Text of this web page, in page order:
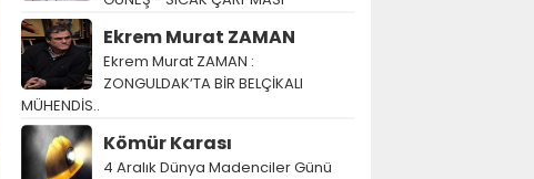
Ekrem Murat ZAMAN
Ekrem Murat ZAMAN :
ZONGULDAK’TA BİR BELÇİKALI
MÜHENDİS..
Kömür Karası
4 Aralık Dünya Madenciler Günü